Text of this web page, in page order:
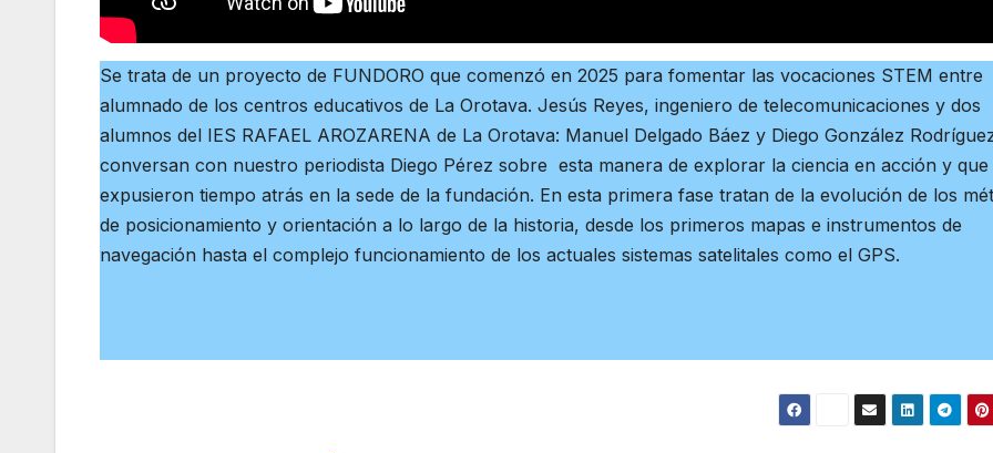
Se trata de un proyecto de FUNDORO que comenzó en 2025 para fomentar las vocaciones STEM entre
alumnado de los centros educativos de La Orotava. Jesús Reyes, ingeniero de telecomunicaciones y dos
alumnos del IES RAFAEL AROZARENA de La Orotava: Manuel Delgado Báez y Diego González
conversan con nuestro periodista Diego Pérez sobre esta manera de explorar la ciencia en acción y que
expusieron tiempo atrás en la sede de la fundación. En esta primera fase tratan de la evolución de los
de posicionamiento y orientación a lo largo de la historia, desde los primeros mapas e instrumentos de
navegación hasta el complejo funcionamiento de los actuales sistemas satelitales como el GPS.